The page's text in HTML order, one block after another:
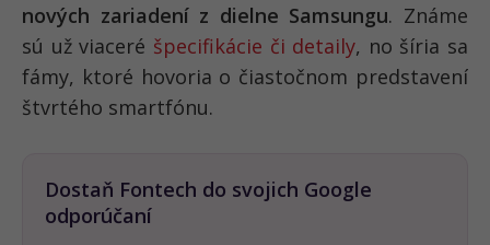
nových zariadení z dielne Samsungu. Známe
sú už viaceré špecifikácie či detaily, no šíria sa
fámy, ktoré hovoria o čiastočnom predstavení
štvrtého smartfónu.
Dostaň Fontech do svojich Google
odporúčaní